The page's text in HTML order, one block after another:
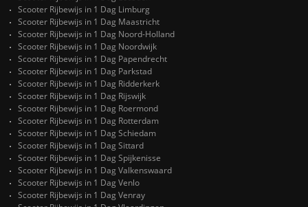
Scooter Rijbewijs in 1 Dag Limburg
Scooter Rijbewijs in 1 Dag Maastricht
Scooter Rijbewijs in 1 Dag Noord-Holland
Scooter Rijbewijs in 1 Dag Noordwijk
Scooter Rijbewijs in 1 Dag Papendrecht
Scooter Rijbewijs in 1 Dag Parkstad
Scooter Rijbewijs in 1 Dag Ridderkerk
Scooter Rijbewijs in 1 Dag Rijswijk
Scooter Rijbewijs in 1 Dag Roermond
Scooter Rijbewijs in 1 Dag Rotterdam
Scooter Rijbewijs in 1 Dag Schiedam
Scooter Rijbewijs in 1 Dag Sittard
Scooter Rijbewijs in 1 Dag Spijkenisse
Scooter Rijbewijs in 1 Dag Valkenswaard
Scooter Rijbewijs in 1 Dag Venlo
Scooter Rijbewijs in 1 Dag Venray